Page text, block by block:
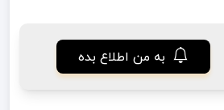
به من اطلاع بده